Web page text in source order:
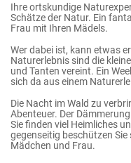
Ihre ortskundige
Schätze der Natur. Ein
Frau mit Ihren Mädels.
Wer dabei ist, kann etwas
Naturerlebnis sind die
und Tanten vereint. Ein
sich da aus einem
Die Nacht im Wald zu
Abenteuer. Der
Sie finden viel Heimliches
gegenseitig beschützen
Mädchen und Frau.